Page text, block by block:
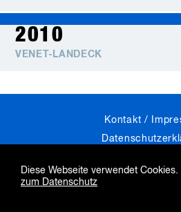
Diese Webseite verwendet Cookies.
zum Datenschutz
2010
VENET-LANDECK
Skip
Kontakt /
by: